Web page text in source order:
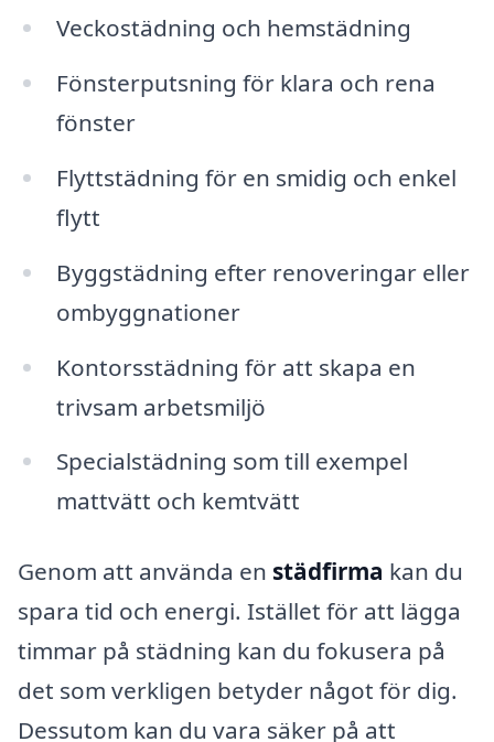
Veckostädning och hemstädning
Fönsterputsning för klara och rena
fönster
Flyttstädning för en smidig och enkel
flytt
Byggstädning efter renoveringar eller
ombyggnationer
Kontorsstädning för att skapa en
trivsam arbetsmiljö
Specialstädning som till exempel
mattvätt och kemtvätt
Genom att använda en städfirma kan du
spara tid och energi. Istället för att lägga
timmar på städning kan du fokusera på
det som verkligen betyder något för dig.
Dessutom kan du vara säker på att